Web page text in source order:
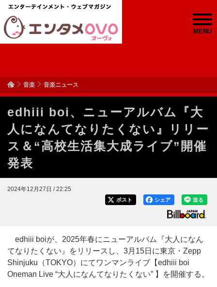
MENU
音楽 音楽ニュース
edhiii boi、ニューアルバム『大
人になんてなりたくない』リリー
ス＆“高校生活集大成ライブ”開催
発表
2024年12月27日 / 22:25
送る
シェア
ポスト
edhiii boiが、2025年春にニューアルバム『大人になん
てなりたくない』をリリースし、3月15日に東京・Zepp
Shinjuku（TOKYO）にてワンマンライブ【edhiii boi
Oneman Live “大人になんてなりたくない” 】を開催する。